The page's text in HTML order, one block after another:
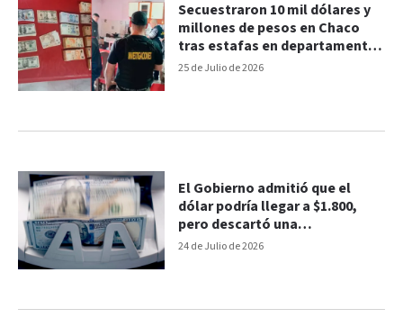
25 de Julio de 2026
Secuestraron 10 mil dólares y
millones de pesos en Chaco
tras estafas en departamento
Paraná
24 de Julio de 2026
El Gobierno admitió que el
dólar podría llegar a $1.800,
pero descartó una
"devaluación brusca"